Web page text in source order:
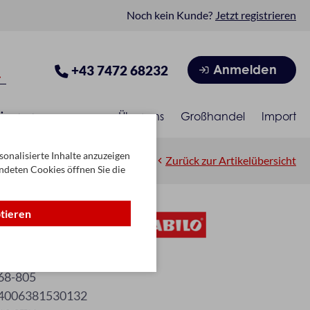
Noch kein Kunde? Jetzt registrieren
+43 7472 68232 Anmelden
Über uns Großhandel Import
Zurück zur Artikelübersicht
silber
805
Inhalte anzuzeigen
Cookies öffnen Sie die